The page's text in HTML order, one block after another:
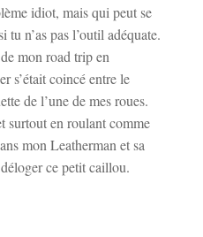
idiot, mais qui peut se
n’as pas l’outil adéquate.
mon road trip en
s’était coincé entre le
de l’une de mes roues.
surtout en roulant comme
mon Leatherman et sa
ce petit caillou.